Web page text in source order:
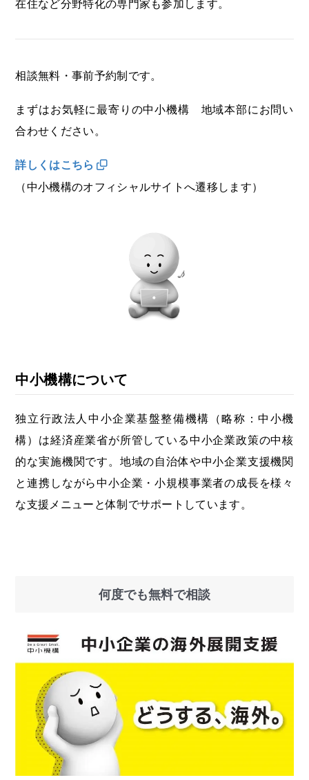
相談無料・事前予約制です。
まずはお気軽に最寄りの中小機構 地域本部にお問い
合わせください。
詳しくはこちら
（中小機構のオフィシャルサイトへ遷移します）
中小機構について
独立行政法人中小企業基盤整備機構（略称：中小機
構）は経済産業省が所管している中小企業政策の中核
的な実施機関です。地域の自治体や中小企業支援機関
と連携しながら中小企業・小規模事業者の成長を様々
な支援メニューと体制でサポートしています。
何度でも無料で相談